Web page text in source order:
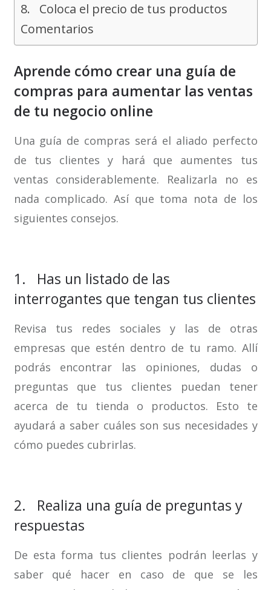
8. Coloca el precio de tus productos
Comentarios
Aprende cómo crear una guía de
compras para aumentar las ventas
de tu negocio online
Una guía de compras será el aliado perfecto
de tus clientes y hará que aumentes tus
ventas considerablemente. Realizarla no es
nada complicado. Así que toma nota de los
siguientes consejos.
1. Has un listado de las
interrogantes que tengan tus clientes
Revisa tus redes sociales y las de otras
empresas que estén dentro de tu ramo. Allí
podrás encontrar las opiniones, dudas o
preguntas que tus clientes puedan tener
acerca de tu tienda o productos. Esto te
ayudará a saber cuáles son sus necesidades y
cómo puedes cubrirlas.
2. Realiza una guía de preguntas y
respuestas
De esta forma tus clientes podrán leerlas y
saber qué hacer en caso de que se les